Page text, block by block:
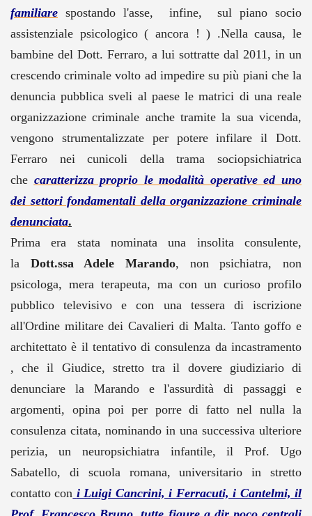
familiare spostando l'asse, infine, sul piano socio
assistenziale psicologico ( ancora ! ) .Nella causa, le
bambine del Dott. Ferraro, a lui sottratte dal 2011, in un
crescendo criminale volto ad impedire su più piani che la
denuncia pubblica sveli al paese le matrici di una reale
organizzazione criminale anche tramite la sua vicenda,
vengono strumentalizzate per potere infilare il Dott.
Ferraro nei cunicoli della trama sociopsichiatrica
che caratterizza proprio le modalità operative ed uno
dei settori fondamentali della organizzazione criminale
denunciata.
Prima era stata nominata una insolita consulente,
la Dott.ssa Adele Marando, non psichiatra, non
psicologa, mera terapeuta, ma con un curioso profilo
pubblico televisivo e con una tessera di iscrizione
all'Ordine militare dei Cavalieri di Malta. Tanto goffo e
architettato è il tentativo di consulenza da incastramento
, che il Giudice, stretto tra il dovere giudiziario di
denunciare la Marando e l'assurdità di passaggi e
argomenti, opina poi per porre di fatto nel nulla la
consulenza citata, nominando in una successiva ulteriore
perizia, un neuropsichiatra infantile, il Prof. Ugo
Sabatello, di scuola romana, universitario in stretto
contatto con i Luigi Cancrini, i Ferracuti, i Cantelmi, il